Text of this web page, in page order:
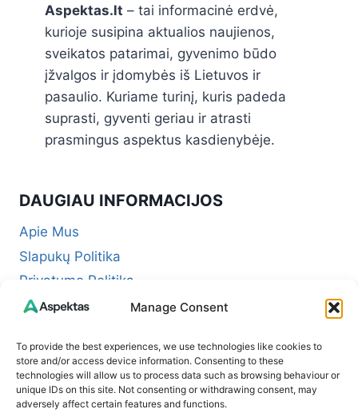
Manage Consent
To provide the best experiences, we use technologies like cookies to
store and/or access device information. Consenting to these
technologies will allow us to process data such as browsing behaviour or
unique IDs on this site. Not consenting or withdrawing consent, may
adversely affect certain features and functions.
Aspektas.lt – tai informacinė erdvė,
kurioje susipina aktualios naujienos,
sveikatos patarimai, gyvenimo būdo
įžvalgos ir įdomybės iš Lietuvos ir
pasaulio. Kuriame turinį, kuris padeda
suprasti, gyventi geriau ir atrasti
prasmingus aspektus kasdienybėje.
DAUGIAU INFORMACIJOS
Apie Mus
Slapukų Politika
Privatumo Politika
Redakcinė politika + Klaidų taisymo politika
Atsakomybės apribojimas (Disclaimer)
Naudojimosi taisyklės (Terms of Service)
Kontaktai